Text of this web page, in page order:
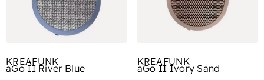
aGo II River Blue
KREAFUNK
aGo II Ivory Sand
KREAFUNK